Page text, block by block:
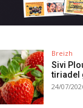
Breizh
Sivi
tiriadel
24/07/